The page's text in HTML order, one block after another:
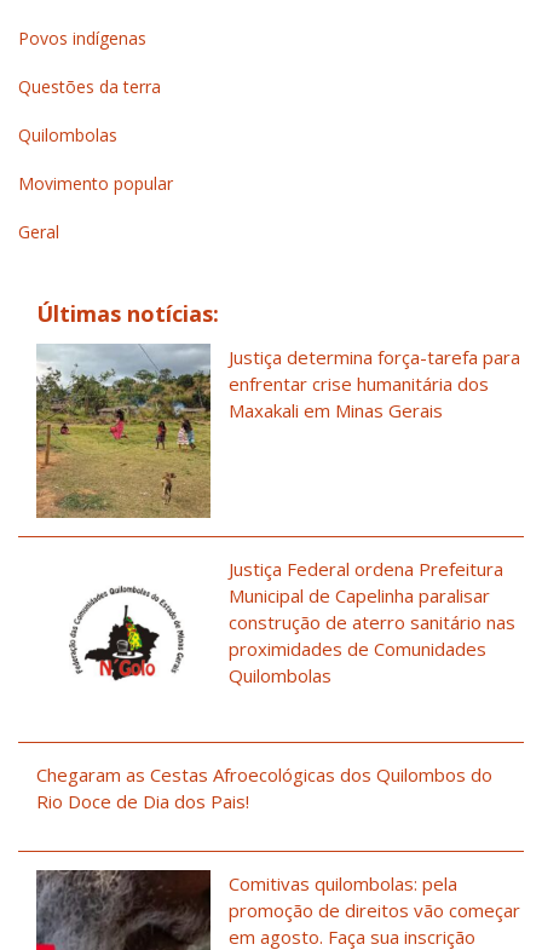
Povos indígenas
Questões da terra
Quilombolas
Movimento popular
Geral
Últimas notícias:
Justiça determina força-tarefa para
enfrentar crise humanitária dos
Maxakali em Minas Gerais
Justiça Federal ordena Prefeitura
Municipal de Capelinha paralisar
construção de aterro sanitário nas
proximidades de Comunidades
Quilombolas
Chegaram as Cestas Afroecológicas dos Quilombos do
Rio Doce de Dia dos Pais!
Comitivas quilombolas: pela
promoção de direitos vão começar
em agosto. Faça sua inscrição